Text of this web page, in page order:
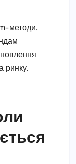
методи,
ринку.